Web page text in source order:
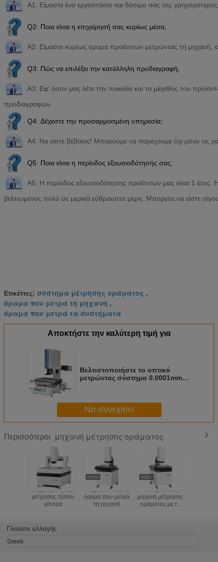
Α1: Είμαστε ένα εργοστάσιο και δόσιμο σας της
Q2: Ποια είναι η επιχείρησή σας κυρίως μέσα;
A2: Είμαστε κυρίως όραμα προϊόντων μετρώντας τη
Q3: Πώς να επιλέξει την κατάλληλη προδιαγραφή;
A3: Εφ' όσον μας λέτε την ποικιλία και το μέγεθος του
προδιαγραφών.
Q4: Δέχεστε την προσαρμοσμένη υπηρεσία;
A4: Να είστε βέβαιος! Μπορούμε να παρέχουμε όχι μόνο τις
Q5: Ποια είναι η περίοδος εξουσιοδότησής σας;
A5: Η περίοδος εξουσιοδότησης προϊόντων μας είναι 1
βελτιωμένος πολύ σε μερικά εύθραυστα μέρη. Μπορείτε να είστε
Ετικέττες: σύστημα μέτρησης οράματος ,
όραμα που μετρά τη μηχανή ,
όραμα που μετρά τα συστήματα
Αποκτήστε την καλύτερη τιμή για
Βελτιστοποιήστε το οπτικό
μετρώντας σύστημα 0.0001mm
Να συνεχίσει
Περισσότεροι μηχανή μέτρησης οράματος
Μηχανή οπτικής
μέτρησης τύπου
γάντρα
Πλήρες αυτόματο
όραμα που μετρά
τη μηχανή
450kg οπτική
μηχανή μέτρησης
οράματος με τη
Γλώσσα αλλαγής
Greek